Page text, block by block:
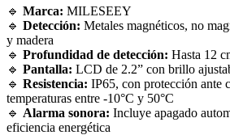
🔹 Marca: MILESEEY
🔹 Detección: Metales magnéticos, no
y madera
🔹 Profundidad de detección: Hasta 12
🔹 Pantalla: LCD de 2.2” con brillo
🔹 Resistencia: IP65, con protección ante
temperaturas entre -10°C y 50°C
🔹 Alarma sonora: Incluye apagado
eficiencia energética